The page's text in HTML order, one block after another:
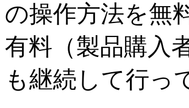
の操作方法を無
有料（製品購入
も継続して行っ